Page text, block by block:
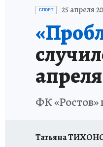
СПОРТ 25 апреля
апреля
ФК «Ростов»
Татьяна